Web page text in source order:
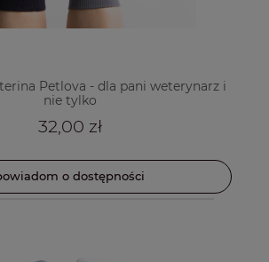
Petlova - dla pani weterynarz i
nie tylko
32,00 zł
o dostępności